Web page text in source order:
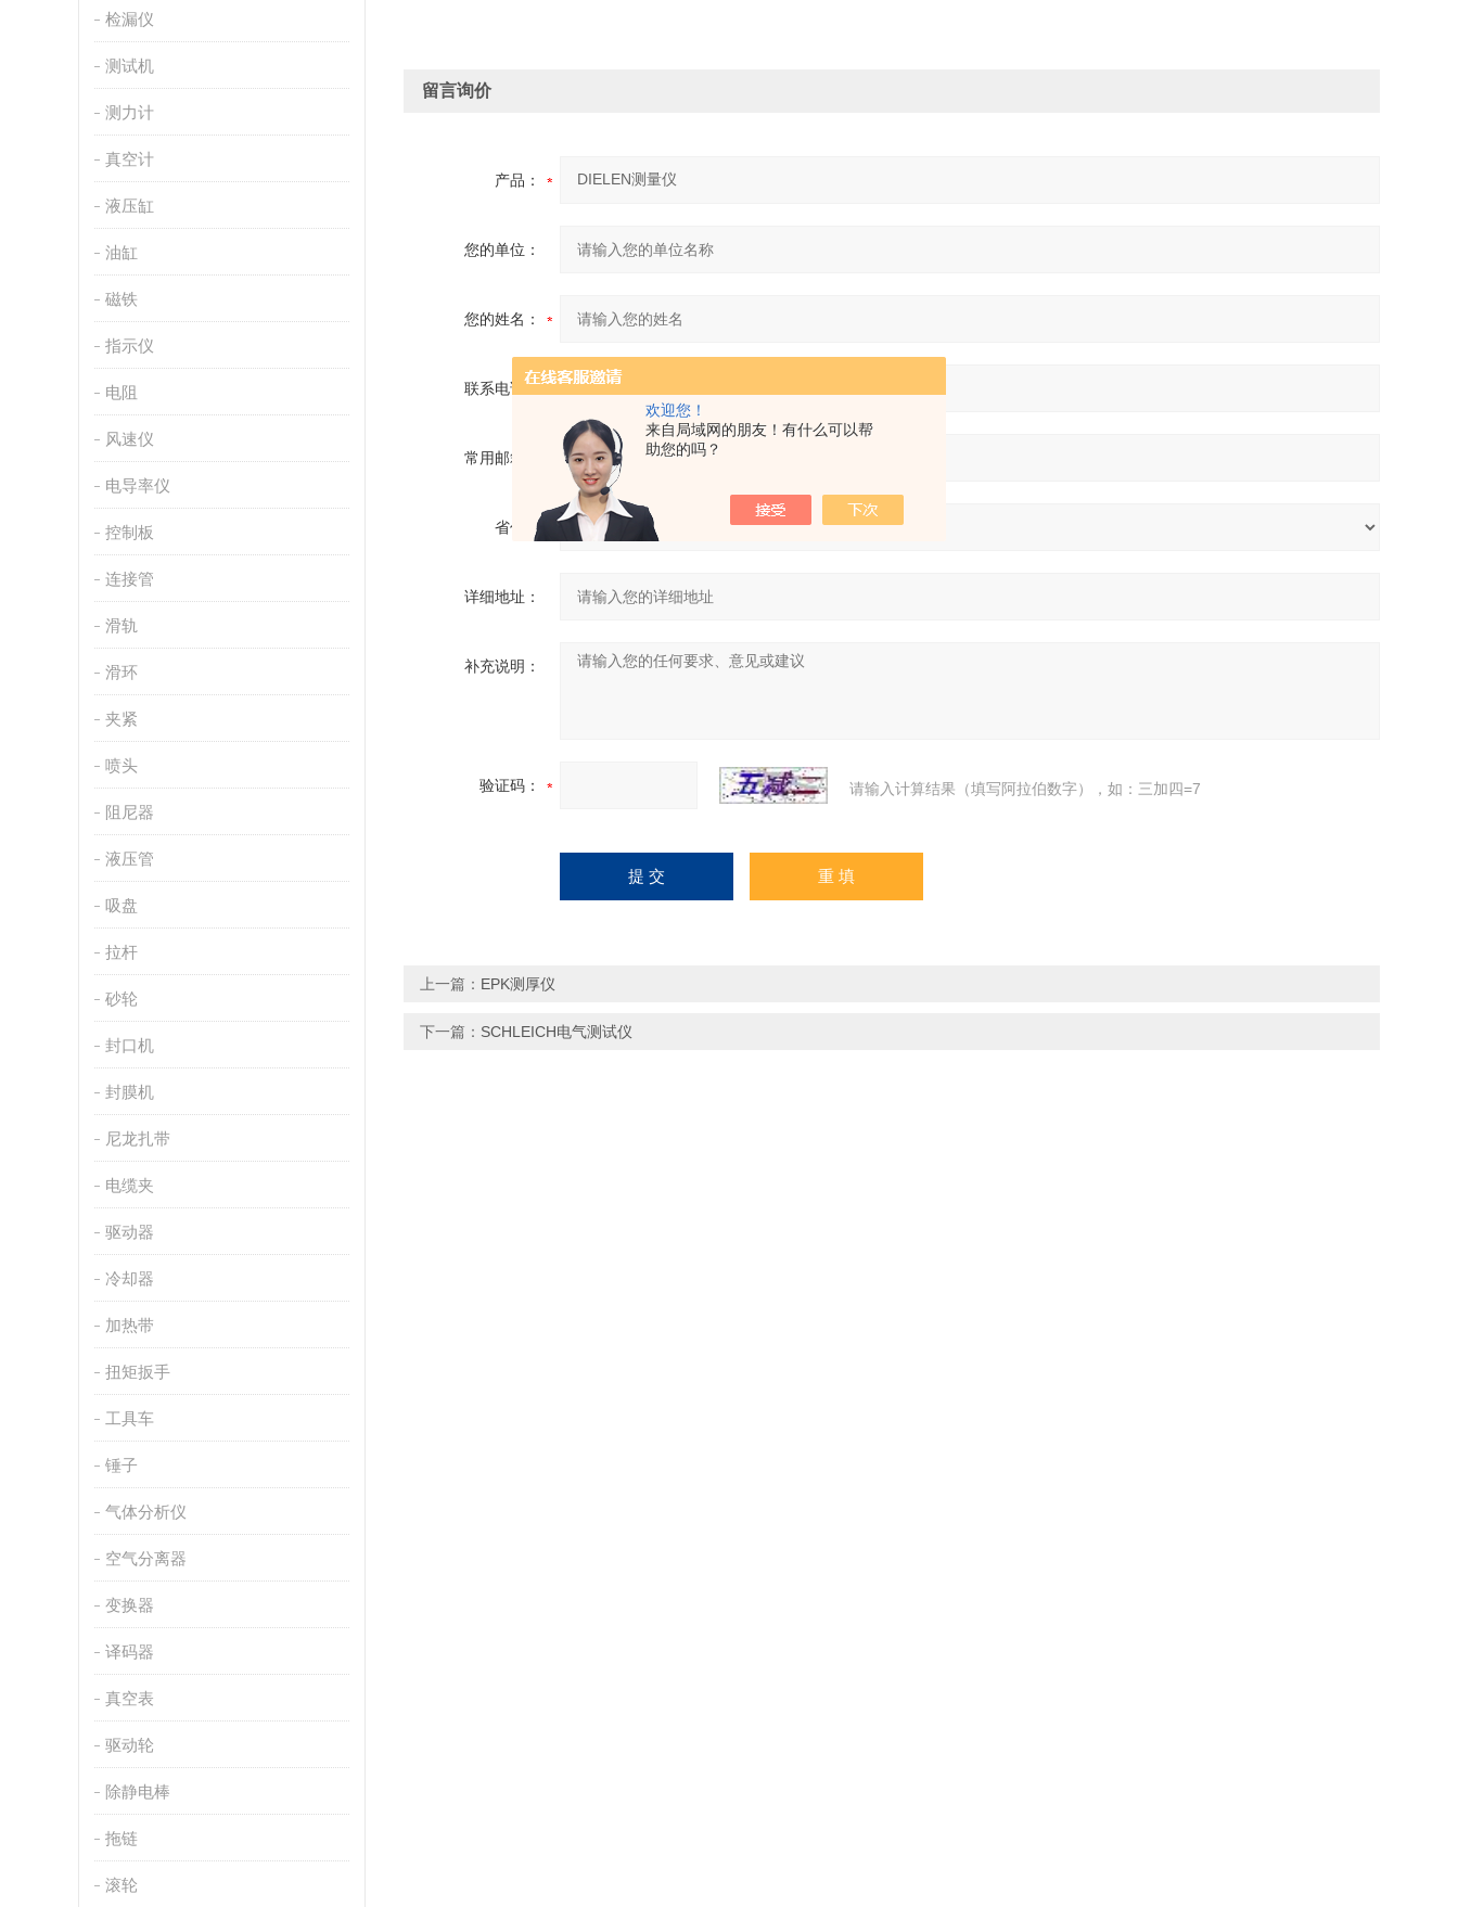
欢迎您！
来自局域网的朋友！有什么可以帮
助您的吗？
检漏仪
测试机
测力计
真空计
液压缸
油缸
磁铁
指示仪
电阻
风速仪
电导率仪
控制板
连接管
滑轨
滑环
夹紧
喷头
阻尼器
液压管
吸盘
拉杆
砂轮
封口机
封膜机
尼龙扎带
电缆夹
驱动器
冷却器
加热带
扭矩扳手
工具车
锤子
气体分析仪
空气分离器
变换器
译码器
真空表
驱动轮
除静电棒
拖链
滚轮
留言询价
产品：
您的单位：
您的姓名：
联系电话：
常用邮箱：
省份：
详细地址：
补充说明：
验证码： 请输入计算结果（填写阿拉伯数字），如：三加四=7
上一篇： EPK测厚仪
下一篇： SCHLEICH电气测试仪